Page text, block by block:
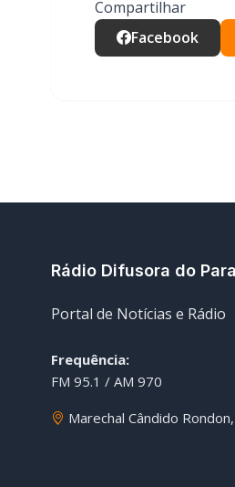
Compartilhar
Facebook
Rádio Difusora do
Portal de Notícias e Rádio
Frequência:
FM 95.1 / AM 970
Marechal Cândido